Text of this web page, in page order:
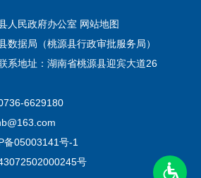
人民政府办公室 网站地图
数据局（桃源县行政审批服务局）
系地址：湖南省桃源县迎宾大道26
6629180
备05003141号-1
号